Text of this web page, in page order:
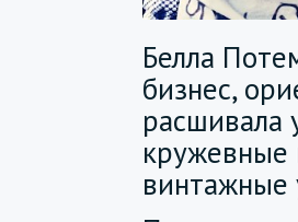
Белла
бизнес,
расшивала
кружевные
винтажные